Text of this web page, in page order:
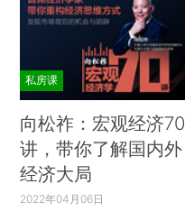
私房课
向松祚：宏观经济70
讲，带你了解国内外
经济大局
2022年04月06日